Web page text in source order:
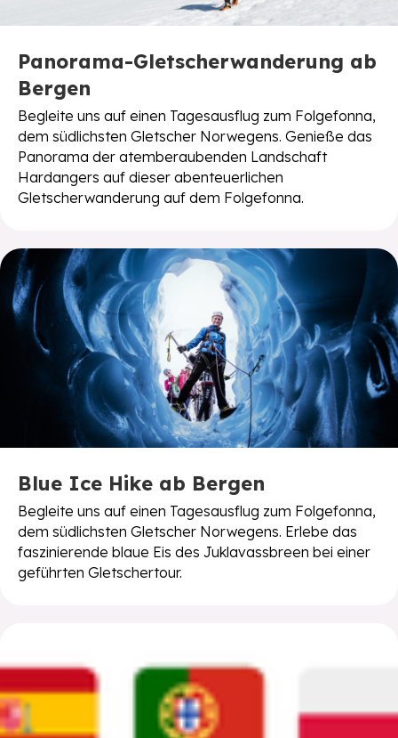
Panorama-Gletscherwanderung ab
Bergen
Begleite uns auf einen Tagesausflug zum Folgefonna,
dem südlichsten Gletscher Norwegens. Genieße das
Panorama der atemberaubenden Landschaft
Hardangers auf dieser abenteuerlichen
Gletscherwanderung auf dem Folgefonna.
Blue Ice Hike ab Bergen
Begleite uns auf einen Tagesausflug zum Folgefonna,
dem südlichsten Gletscher Norwegens. Erlebe das
faszinierende blaue Eis des Juklavassbreen bei einer
geführten Gletschertour.